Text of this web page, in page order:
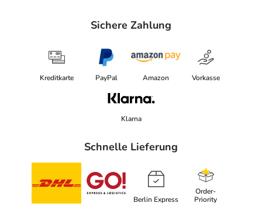
Sichere Zahlung
Kreditkarte PayPal Amazon Vorkasse
Klarna
Schnelle Lieferung
Berlin Express
Order-
Priority